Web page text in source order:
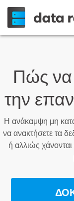
Πώς να
την
Η ανάκαμψη μη
να ανακτήσετε τα
ή αλλιώς